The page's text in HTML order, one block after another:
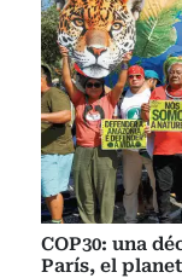
COP30: una
París, el